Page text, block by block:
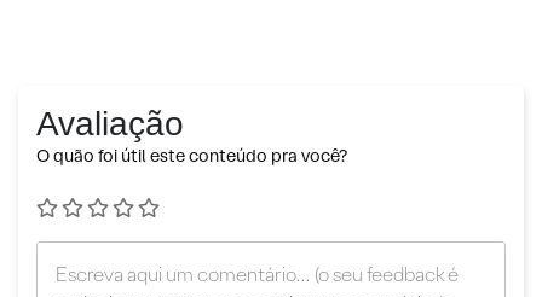
Avaliação
O quão foi útil este conteúdo pra você?